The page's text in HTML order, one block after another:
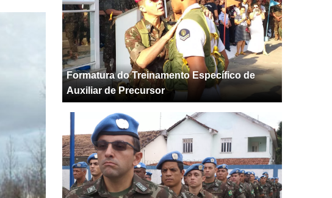
Formatura do Treinamento Específico de
Auxiliar de Precursor